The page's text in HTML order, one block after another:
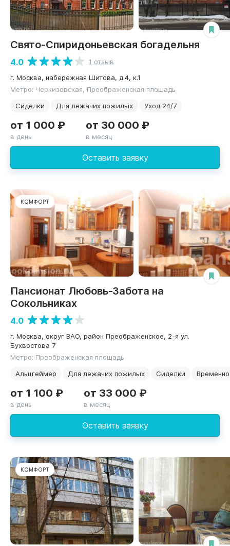
Свято-Спиридоньевская богадельня
4.0
1 отзыв
г. Москва, набережная Шитова, д.4, к.1
Метро: Черкизовская, Преображенская площадь
Сиделки
Для лежачих пожилых Уход 24/7
Оставить заявку
от 1 000 ₽
в день
от 30 000 ₽
в месяц
КОМФОРТ
Пансионат Любовь-Забота на
Сокольниках
4.0
г. Москва, округ ВАО, район Преображенское, 2-я ул.
Бухвостова 7
Метро: Преображенская площадь
Альцгеймер
Для лежачих пожилых Сиделки
Оставить заявку
от 1 100 ₽
в день
от 33 000 ₽
в месяц
КОМФОРТ